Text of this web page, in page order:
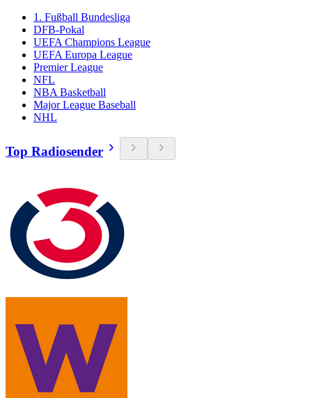
1. Fußball Bundesliga
DFB-Pokal
UEFA Champions League
UEFA Europa League
Premier League
NFL
NBA Basketball
Major League Baseball
NHL
Top Radiosender